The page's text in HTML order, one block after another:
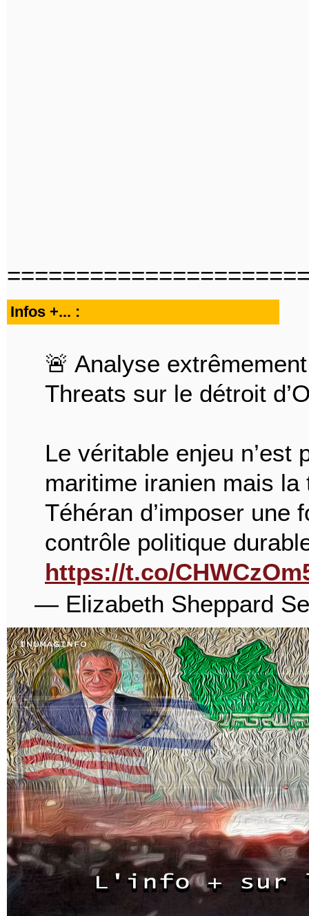
Infos +... :
🚨 Analyse
Threats sur le détroit
Le véritable enjeu n’est
maritime iranien mais
Téhéran d’imposer une
contrôle politique
https://t.co/
— Elizabeth Sheppard